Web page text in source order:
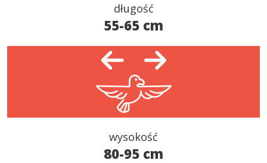
długość
55-65 cm
wysokość
80-95 cm